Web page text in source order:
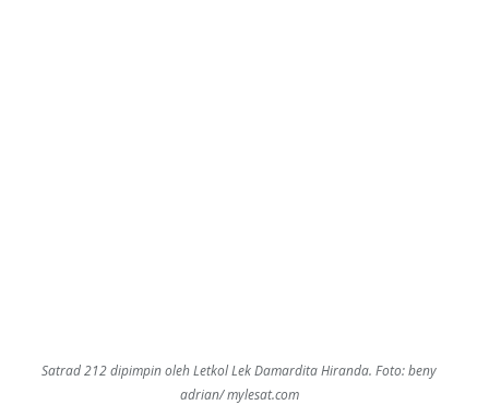
Satrad 212 dipimpin oleh Letkol Lek Damardita Hiranda. Foto: beny
adrian/ mylesat.com